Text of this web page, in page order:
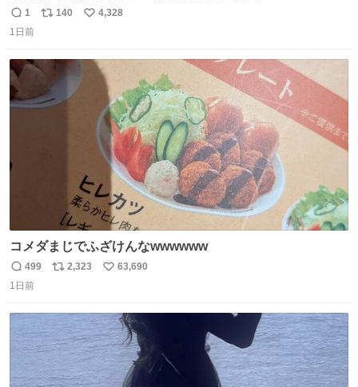
返
信
1
リ
ト
数
140
い
4,328
1日前
コメダまじでふざけんなwwwwww
返
信
499
リ
ト
数
2,323
い
数
63,690
1日前